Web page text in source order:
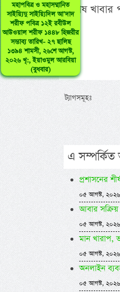
মহাপবিত্র ও মহাসম্মানিত
সাইয়্যিদু সাইয়্যিদিল আ’দাদ
শরীফ পবিত্র ১২ই রবীউল
আউওয়াল শরীফ ১৪৪৮ হিজরীর
সম্ভাব্য তারিখ- ২৭ ছালিছ
১৩৯৪ শামসী, ২৬শে আগস্ট,
২০২৬ খৃ:, ইয়াওমুল আরবিয়া
(বুধবার)
বিশেষ খাবার
ট্যাগসমূহঃ
এ
প্রশাসনের
০৫ আগস্ট,
আবার
০৫ আগস্ট,
মান খারাপ,
০৫ আগস্ট,
অনলাইন
০৫ আগস্ট,